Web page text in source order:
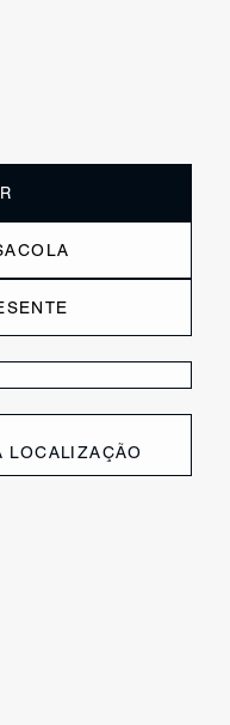
LOCALIZAÇÃO